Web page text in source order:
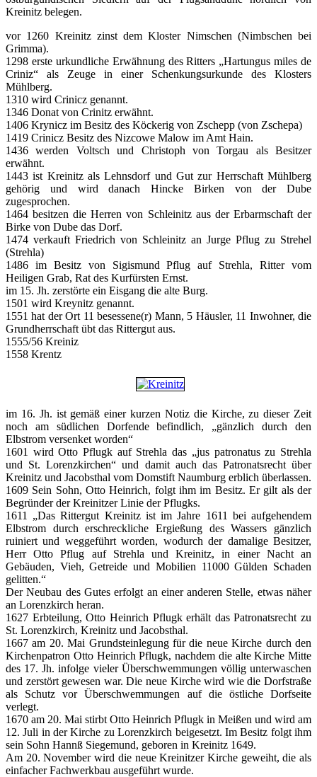
Kreinitz belegen.
vor 1260 Kreinitz zinst dem Kloster Nimschen (Nimbschen bei
Grimma).
1298 erste urkundliche Erwähnung des Ritters „Hartungus miles de
Criniz“ als Zeuge in einer Schenkungsurkunde des Klosters
Mühlberg.
1310 wird Crinicz genannt.
1346 Donat von Crinitz erwähnt.
1406 Krynicz im Besitz des Köckerig von Zschepp (von Zschepa)
1419 Crinicz Besitz des Nizcowe Malow im Amt Hain.
1436 werden Voltsch und Christoph von Torgau als Besitzer
erwähnt.
1443 ist Kreinitz als Lehnsdorf und Gut zur Herrschaft Mühlberg
gehörig und wird danach Hincke Birken von der Dube
zugesprochen.
1464 besitzen die Herren von Schleinitz aus der Erbarmschaft der
Birke von Dube das Dorf.
1474 verkauft Friedrich von Schleinitz an Jurge Pflug zu Strehel
(Strehla)
1486 im Besitz von Sigismund Pflug auf Strehla, Ritter vom
Heiligen Grab, Rat des Kurfürsten Ernst.
im 15. Jh. zerstörte ein Eisgang die alte Burg.
1501 wird Kreynitz genannt.
1551 hat der Ort 11 besessene(r) Mann, 5 Häusler, 11 Inwohner, die
Grundherrschaft übt das Rittergut aus.
1555/56 Kreiniz
1558 Krentz
im 16. Jh. ist gemäß einer kurzen Notiz die Kirche, zu dieser Zeit
noch am südlichen Dorfende befindlich, „gänzlich durch den
Elbstrom versenket worden“
1601 wird Otto Pflugk auf Strehla das „jus patronatus zu Strehla
und St. Lorenzkirchen“ und damit auch das Patronatsrecht über
Kreinitz und Jacobsthal vom Domstift Naumburg erblich überlassen.
1609 Sein Sohn, Otto Heinrich, folgt ihm im Besitz. Er gilt als der
Begründer der Kreinitzer Linie der Pflugks.
1611 „Das Rittergut Kreinitz ist im Jahre 1611 bei aufgehendem
Elbstrom durch erschreckliche Ergießung des Wassers gänzlich
ruiniert und weggeführt worden, wodurch der damalige Besitzer,
Herr Otto Pflug auf Strehla und Kreinitz, in einer Nacht an
Gebäuden, Vieh, Getreide und Mobilien 11000 Gülden Schaden
gelitten.“
Der Neubau des Gutes erfolgt an einer anderen Stelle, etwas näher
an Lorenzkirch heran.
1627 Erbteilung, Otto Heinrich Pflugk erhält das Patronatsrecht zu
St. Lorenzkirch, Kreinitz und Jacobsthal.
1667 am 20. Mai Grundsteinlegung für die neue Kirche durch den
Kirchenpatron Otto Heinrich Pflugk, nachdem die alte Kirche Mitte
des 17. Jh. infolge vieler Überschwemmungen völlig unterwaschen
und zerstört gewesen war. Die neue Kirche wird wie die Dorfstraße
als Schutz vor Überschwemmungen auf die östliche Dorfseite
verlegt.
1670 am 20. Mai stirbt Otto Heinrich Pflugk in Meißen und wird am
12. Juli in der Kirche zu Lorenzkirch beigesetzt. Im Besitz folgt ihm
sein Sohn Hannß Siegemund, geboren in Kreinitz 1649.
Am 20. November wird die neue Kreinitzer Kirche geweiht, die als
einfacher Fachwerkbau ausgeführt wurde.